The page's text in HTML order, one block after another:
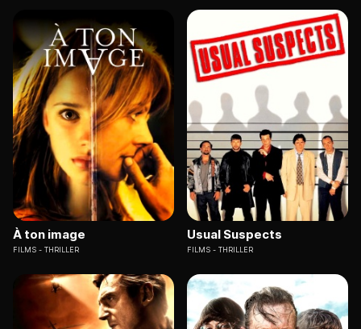
À ton image
FILMS THRILLER
Usual Suspects
FILMS THRILLER